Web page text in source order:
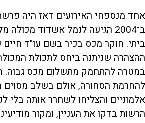
אחד מנספחי האירועים דאז היה
ב־2004 הגיעה לנמל אשדוד
ביתי. חוקר מכס בכיר בשם עו"ד חיים
ההצהרה שניתנה ביחס לתכולת
במטרה להתחמק מתשלום מכס גבוה.
להחרמת הסחורה, אולם בשלב מסוים
אלמוניים והצליחו לשחרר אותה בלי
הרשות בדקו את העניין, ומקור